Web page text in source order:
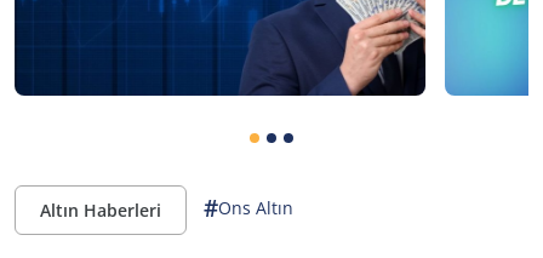
Altın Haberleri #Ons Altın